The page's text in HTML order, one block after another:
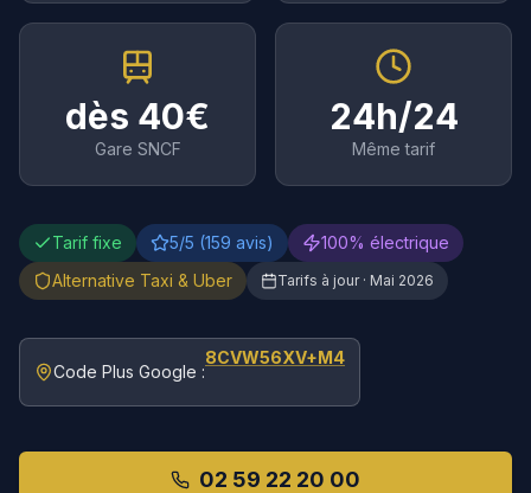
dès 40€
Gare SNCF
24h/24
Même tarif
Tarif fixe 5/5 (159 avis)
100% électrique
Alternative Taxi & Uber
Tarifs à jour · Mai 2026
Code Plus Google :
8CVW56XV+M4
02 59 22 20 00